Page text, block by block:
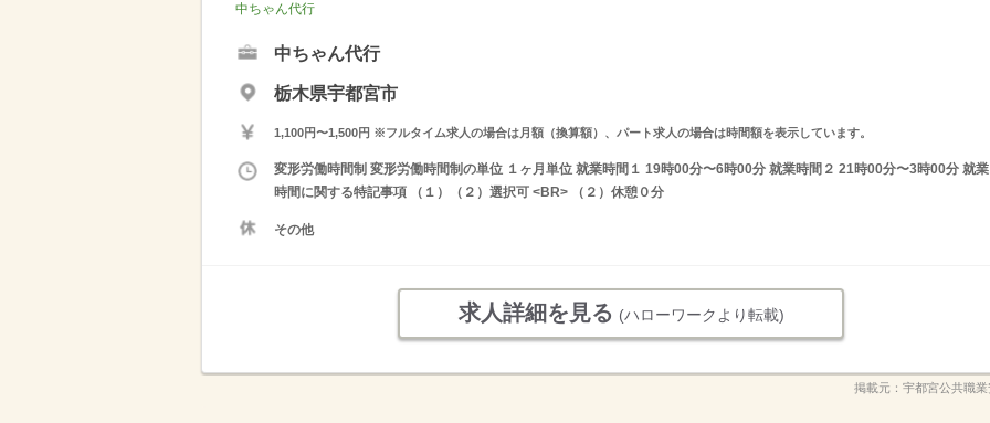
中ちゃん代行
中ちゃん代行
栃木県宇都宮市
1,100円〜1,500円 ※フルタイム求人の場合は月額（換算額）、パート求人の場合は時間額を表示しています。
変形労働時間制 変形労働時間制の単位 １ヶ月単位 就業時間１ 19時00分〜6時00分 就業時間２ 21時00分〜3時00分 就業
時間に関する特記事項 （１）（２）選択可 <BR> （２）休憩０分
その他
求人詳細を見る (ハローワークより転載)
掲載元： 宇都宮公共職